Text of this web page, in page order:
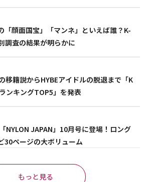
「顔面国宝」「マンネ」といえば誰？K-
調査の結果が明らかに
移籍説からHYBEアイドルの脱退まで「K
ンキングTOP5」を発表
NYLON JAPAN」10月号に登場！ロング
30ページの大ボリューム
もっと見る